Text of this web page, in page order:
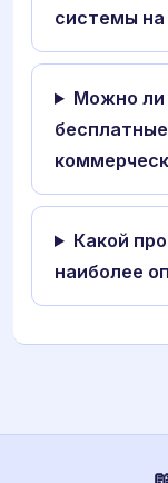
системы на
Можно ли
Какой
наиболее